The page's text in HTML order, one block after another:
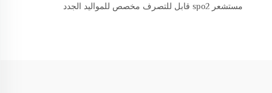
مستشعر spo2 قابل للتصرف مخصص للمواليد الجدد